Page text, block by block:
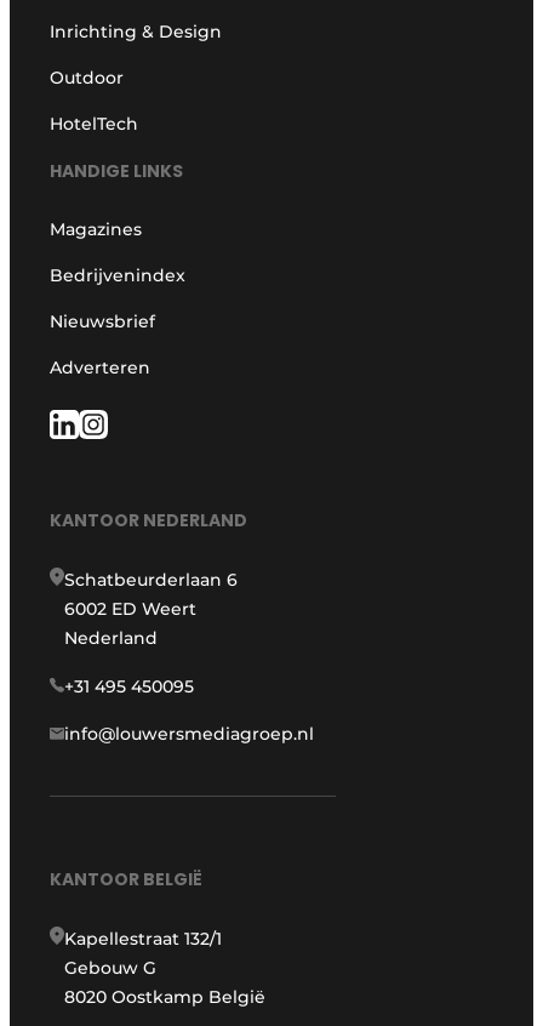
Inrichting & Design
Outdoor
HotelTech
HANDIGE LINKS
Magazines
Bedrijvenindex
Nieuwsbrief
Adverteren
KANTOOR NEDERLAND
Schatbeurderlaan 6
6002 ED Weert
Nederland
+31 495 450095
info@louwersmediagroep.nl
KANTOOR BELGIË
Kapellestraat 132/1
Gebouw G
8020 Oostkamp België